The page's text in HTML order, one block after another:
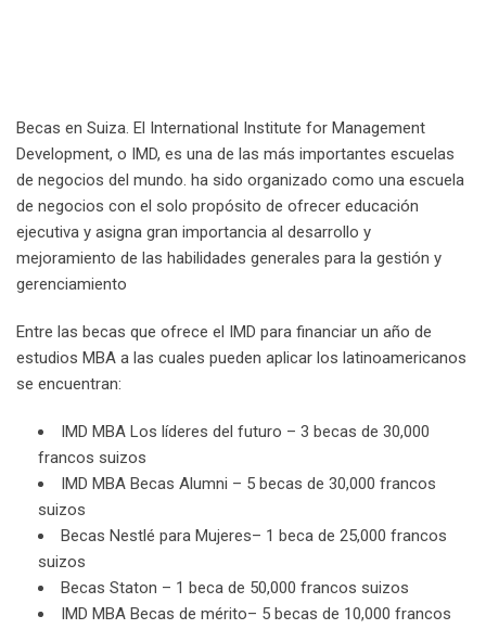
Becas en Suiza. El International Institute for Management
Development, o IMD, es una de las más importantes escuelas
de negocios del mundo. ha sido organizado como una escuela
de negocios con el solo propósito de ofrecer educación
ejecutiva y asigna gran importancia al desarrollo y
mejoramiento de las habilidades generales para la gestión y
gerenciamiento
Entre las becas que ofrece el IMD para financiar un año de
estudios MBA a las cuales pueden aplicar los latinoamericanos
se encuentran:
IMD MBA Los líderes del futuro – 3 becas de 30,000
francos suizos
IMD MBA Becas Alumni – 5 becas de 30,000 francos
suizos
Becas Nestlé para Mujeres– 1 beca de 25,000 francos
suizos
Becas Staton – 1 beca de 50,000 francos suizos
IMD MBA Becas de mérito– 5 becas de 10,000 francos